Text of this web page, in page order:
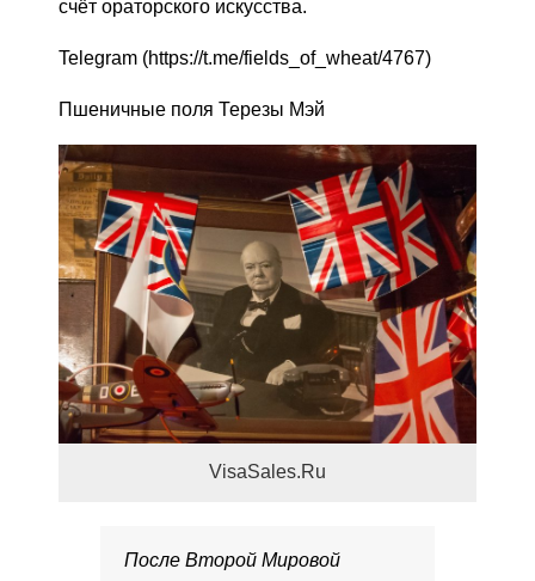
счёт ораторского искусства.
Telegram (https://t.me/fields_of_wheat/4767)
Пшеничные поля Терезы Мэй
VisaSales.Ru
После Второй Мировой